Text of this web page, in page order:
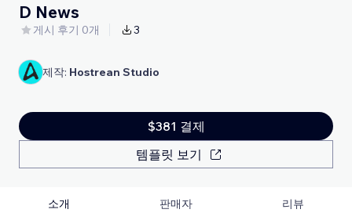
D News
게시 후기 0개 3
제작: Hostrean Studio
$381 결제
템플릿 보기
소개 판매자 리뷰